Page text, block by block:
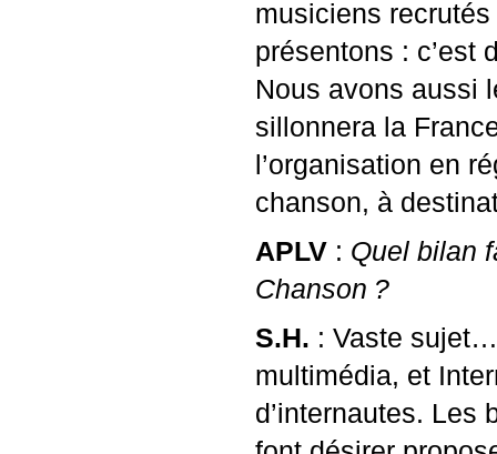
musiciens
présentons : c’est
Nous avons aussi
sillonnera la
l’organisation en
chanson, à
APLV : Quel bilan
Chanson ?
S.H. : Vaste
multimédia, et
d’internautes. Les